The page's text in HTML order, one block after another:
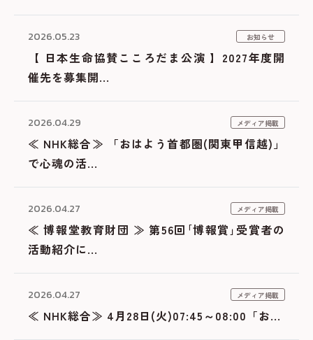
2026.05.23 お知らせ
【 日本生命協賛こころだま公演 】2027年度開
催先を募集開...
2026.04.29 メディア掲載
≪ NHK総合≫ 「おはよう首都圏(関東甲信越)」
で心魂の活...
2026.04.27 メディア掲載
≪ 博報堂教育財団 ≫ 第56回｢博報賞｣受賞者の
活動紹介に...
2026.04.27 メディア掲載
≪ NHK総合≫ 4月28日(火)07:45～08:00「お...